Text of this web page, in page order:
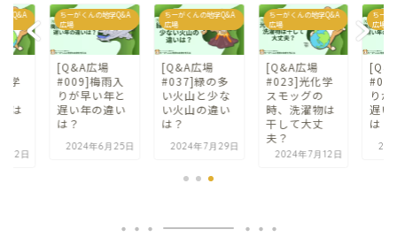
学Q&A
入
い
ちーがくんの地学Q&A
広場
[Q&A広場
#037]緑の多
い火山と少な
い火山の違い
は？
2024年7月29日
ちーがくんの地学Q&A
広場
[Q&A広場
#023]光化学
スモッグの
時、洗濯物は
干して大丈
2024年7月12日
ちーがくんの地学Q&A
広場
[Q&A広場
#009]梅雨入
りが早い年と
遅い年の違い
は？
2024年6月25日
ちーが
広場
い
い火
は？